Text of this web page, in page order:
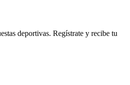
deportivas. Regístrate y recibe tu